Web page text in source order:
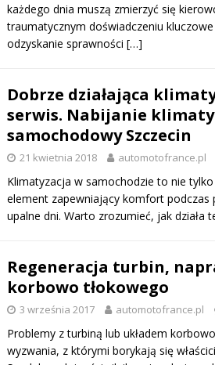
każdego dnia muszą zmierzyć się
traumatycznym doświadczeniu
odzyskanie sprawności […]
Dobrze działająca
serwis. Nabijanie
samochodowy Szczecin
21 kwietnia 2018 automotofrance.pl
Klimatyzacja w samochodzie to nie
element zapewniający komfort podczas
upalne dni. Warto zrozumieć, jak działa
Regeneracja turbin,
korbowo tłokowego
3 września 2017 automotofrance.pl
Problemy z turbiną lub układem
wyzwania, z którymi borykają się